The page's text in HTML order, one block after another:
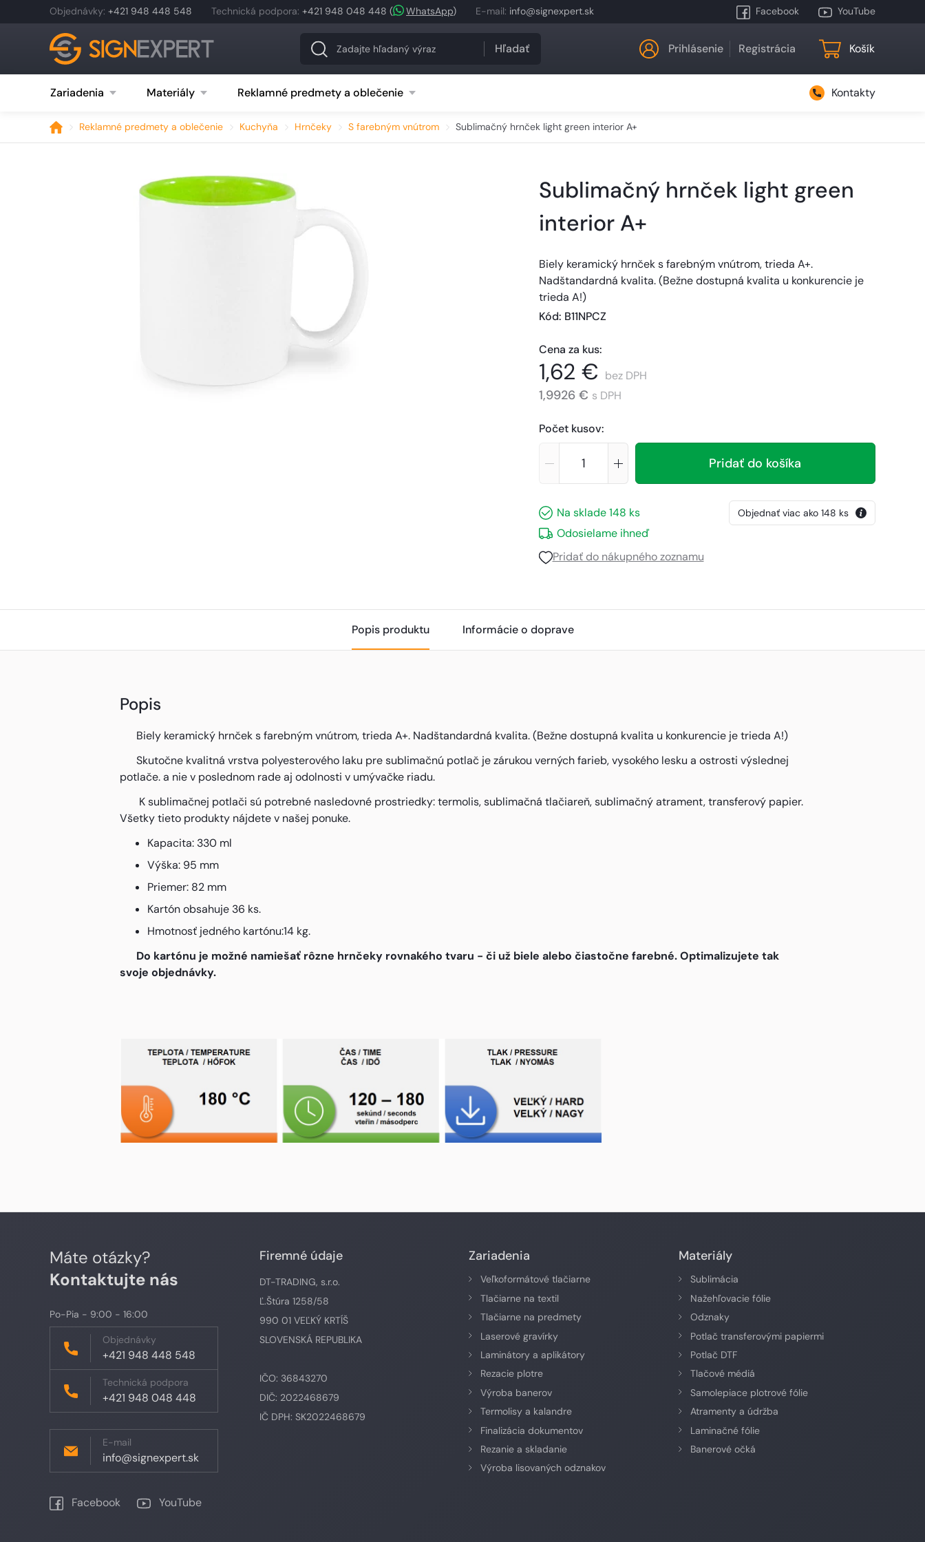
Objednávky: +421 948 448 548 Technická podpora: +421 948 048 448 ( WhatsApp) E-mail: info@signexpert.sk Facebook YouTube
Hľadať Prihlásenie Registrácia Košík
Zariadenia Materiály Reklamné predmety a oblečenie Kontakty
Reklamné predmety a oblečenie Kuchyňa Hrnčeky S farebným vnútrom Sublimačný hrnček light green interior A+
Sublimačný hrnček light green
interior A+
Biely keramický hrnček s farebným vnútrom, trieda A+.
Nadštandardná kvalita. (Bežne dostupná kvalita u konkurencie je
trieda A!)
Kód: B11NPCZ
Cena za kus:
1,62 € bez DPH
1,9926 € s DPH
Počet kusov:
Pridať do košíka
Na sklade 148 ks Objednať viac ako 148 ks
Odosielame ihneď
Pridať do nákupného zoznamu
Popis produktu Informácie o doprave
Popis
Biely keramický hrnček s farebným vnútrom, trieda A+. Nadštandardná kvalita. (Bežne dostupná kvalita u konkurencie je trieda A!)
Skutočne kvalitná vrstva polyesterového laku pre sublimačnú potlač je zárukou verných farieb, vysokého lesku a ostrosti výslednej
potlače. a nie v poslednom rade aj odolnosti v umývačke riadu.
K sublimačnej potlači sú potrebné nasledovné prostriedky: termolis, sublimačná tlačiareň, sublimačný atrament, transferový papier.
Všetky tieto produkty nájdete v našej ponuke.
Kapacita: 330 ml
Výška: 95 mm
Priemer: 82 mm
Kartón obsahuje 36 ks.
Hmotnosť jedného kartónu:14 kg.
Do kartónu je možné namiešať rôzne hrnčeky rovnakého tvaru - či už biele alebo čiastočne farebné. Optimalizujete tak
svoje objednávky.
Máte otázky?
Kontaktujte nás
Po-Pia - 9:00 - 16:00
Objednávky
+421 948 448 548
Technická podpora
+421 948 048 448
E-mail
info@signexpert.sk
Facebook YouTube
Firemné údaje
DT-TRADING, s.r.o.
Ľ.Štúra 1258/58
990 01 VEĽKÝ KRTÍŠ
SLOVENSKÁ REPUBLIKA
IČO: 36843270
DIČ: 2022468679
IČ DPH: SK2022468679
Zariadenia
Veľkoformátové tlačiarne
Tlačiarne na textil
Tlačiarne na predmety
Laserové gravírky
Laminátory a aplikátory
Rezacie plotre
Výroba banerov
Termolisy a kalandre
Finalizácia dokumentov
Rezanie a skladanie
Výroba lisovaných odznakov
Materiály
Sublimácia
Nažehľovacie fólie
Odznaky
Potlač transferovými papiermi
Potlač DTF
Tlačové médiá
Samolepiace plotrové fólie
Atramenty a údržba
Laminačné fólie
Banerové očká